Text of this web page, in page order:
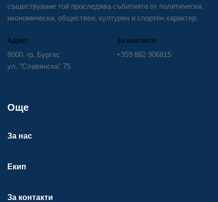
съществуване той проследява събитията от политически,
икономически, обществен, културен и спортен характер.
Адрес
8000, гр. Бургас
ул. "Славянска" 75
За контакти
+359 882 906815
Още
За нас
Екип
За контакти